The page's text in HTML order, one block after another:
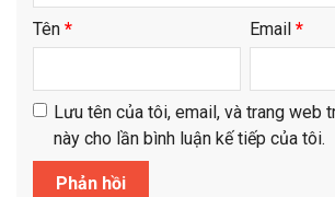
Tên * Email *
Lưu tên của tôi, email, và trang web
này cho lần bình luận kế tiếp của tôi.